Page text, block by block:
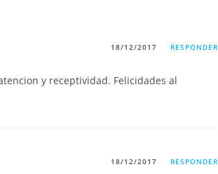
18/12/2017 RESPONDER
y receptividad. Felicidades al
18/12/2017 RESPONDER